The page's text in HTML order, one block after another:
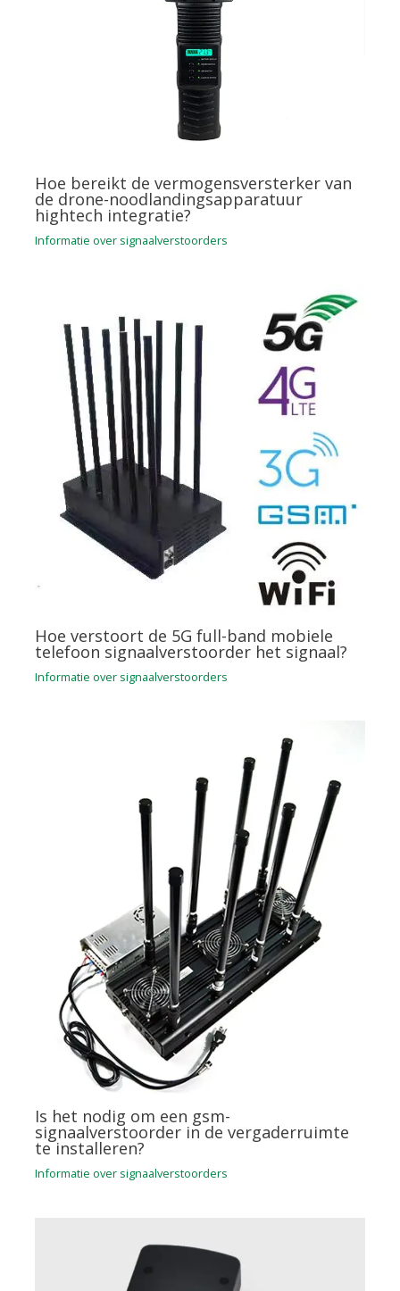
Hoe bereikt de vermogensversterker van
de drone-noodlandingsapparatuur
hightech integratie?
Informatie over signaalverstoorders
Hoe verstoort de 5G full-band mobiele
telefoon signaalverstoorder het signaal?
Informatie over signaalverstoorders
Is het nodig om een gsm-
signaalverstoorder in de vergaderruimte
te installeren?
Informatie over signaalverstoorders